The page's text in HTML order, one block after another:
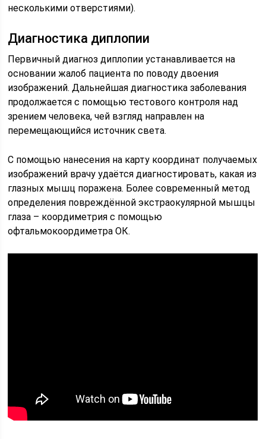
несколькими отверстиями).
Диагностика диплопии
Первичный диагноз диплопии устанавливается на
основании жалоб пациента по поводу двоения
изображений. Дальнейшая диагностика заболевания
продолжается с помощью тестового контроля над
зрением человека, чей взгляд направлен на
перемещающийся источник света.
С помощью нанесения на карту координат получаемых
изображений врачу удаётся диагностировать, какая из
глазных мышц поражена. Более современный метод
определения повреждённой экстраокулярной мышцы
глаза – коордиметрия с помощью
офтальмокоордиметра ОК.